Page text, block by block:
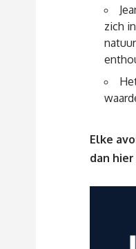
zich
Elke
dan hier